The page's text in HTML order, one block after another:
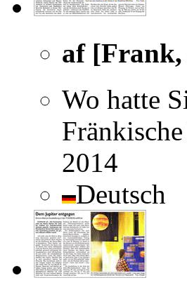
af
Wo hatte
2014
Deutsch